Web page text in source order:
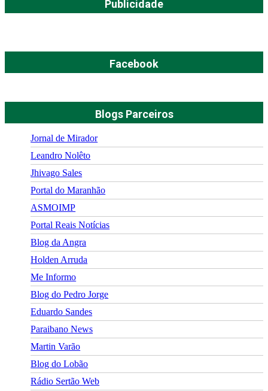
Publicidade
Facebook
Blogs Parceiros
Jornal de Mirador
Leandro Nolêto
Jhivago Sales
Portal do Maranhão
ASMOIMP
Portal Reais Notí­cias
Blog da Angra
Holden Arruda
Me Informo
Blog do Pedro Jorge
Eduardo Sandes
Paraibano News
Martin Varão
Blog do Lobão
Rádio Sertão Web